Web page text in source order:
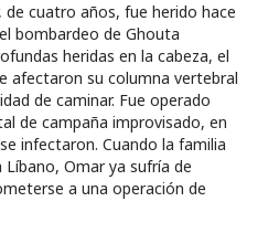
de cuatro años, fue herido hace
bombardeo de Ghouta
heridas en la cabeza, el
afectaron su columna vertebral
de caminar. Fue operado
de campaña improvisado, en
infectaron. Cuando la familia
Omar ya sufría de
a una operación de